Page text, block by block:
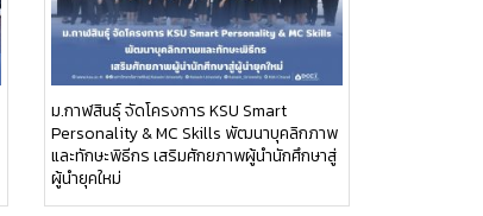
ม.กาฬสินธุ์ จัดโครงการ KSU Smart
Personality & MC Skills พัฒนาบุคลิกภาพ
และทักษะพิธีกร เสริมศักยภาพผู้นำนักศึกษาสู่
ผู้นำยุคใหม่